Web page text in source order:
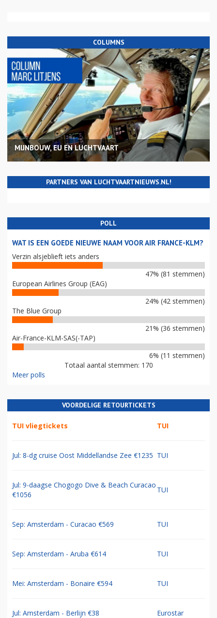
COLUMNS
MIJNBOUW, EU EN LUCHTVAART
PARTNERS VAN LUCHTVAARTNIEUWS.NL!
POLL
WAT IS EEN GOEDE NIEUWE NAAM VOOR AIR FRANCE-KLM?
Verzin alsjeblieft iets anders
47% (81 stemmen)
European Airlines Group (EAG)
24% (42 stemmen)
The Blue Group
21% (36 stemmen)
Air-France-KLM-SAS(-TAP)
6% (11 stemmen)
Totaal aantal stemmen: 170
Meer polls
VOORDELIGE RETOURTICKETS
TUI vliegtickets TUI
Jul: 8-dg cruise Oost Middellandse Zee €1235 TUI
Jul: 9-daagse Chogogo Dive & Beach Curacao
€1056
TUI
Sep: Amsterdam - Curacao €569 TUI
Sep: Amsterdam - Aruba €614 TUI
Mei: Amsterdam - Bonaire €594 TUI
Jul: Amsterdam - Berlijn €38 Eurostar